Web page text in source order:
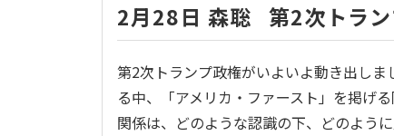
2月28日 森聡 第2次トラン
第2次トランプ政権がいよいよ動き出し
る中、「アメリカ・ファースト」を掲げ
関係は、どのような認識の下、どのよう